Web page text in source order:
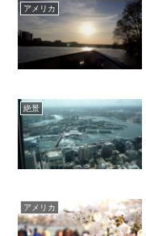
アメリカ
絶景
アメリカ